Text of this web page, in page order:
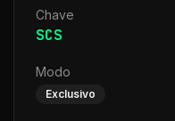
Chave
SCS
Modo
Exclusivo